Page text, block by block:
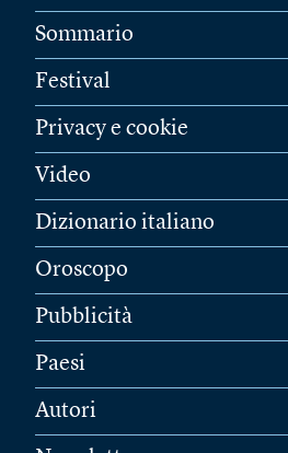
Sommario
Festival
Privacy e cookie
Video
Dizionario italiano
Oroscopo
Pubblicità
Paesi
Autori